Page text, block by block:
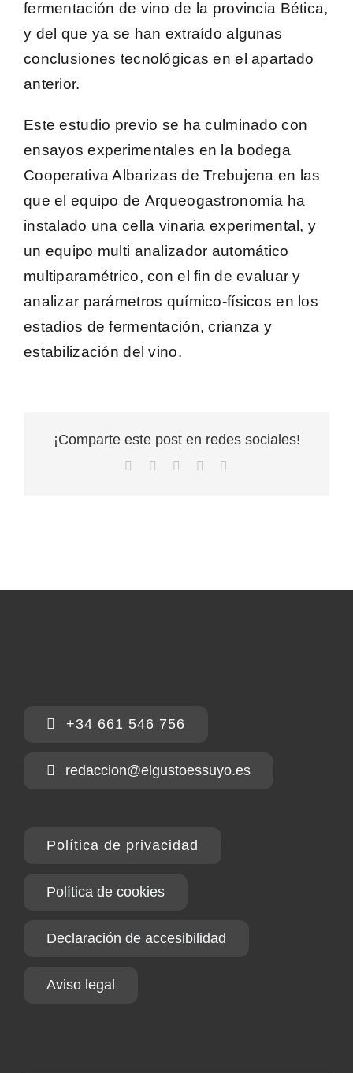
fermentación de vino de la provincia Bética,
y del que ya se han extraído algunas
conclusiones tecnológicas en el apartado
anterior.
Este estudio previo se ha culminado con
ensayos experimentales en la bodega
Cooperativa Albarizas de Trebujena en las
que el equipo de Arqueogastronomía ha
instalado una cella vinaria experimental, y
un equipo multi analizador automático
multiparamétrico, con el fin de evaluar y
analizar parámetros químico-físicos en los
estadios de fermentación, crianza y
estabilización del vino.
¡Comparte este post en redes sociales!
Facebook LinkedInWhatsApp
+34 661 546 756
redaccion@elgustoessuyo.es
Política de privacidad
Política de cookies
Declaración de accesibilidad
Aviso legal